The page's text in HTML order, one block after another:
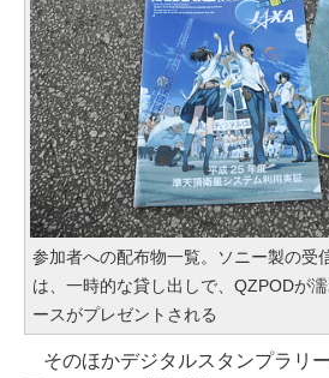
参加者への配布物一覧。ソニー製の受
は、一時的な貸し出しで、QZPODが
ースがプレゼントされる
そのほかデジタルスタンプラリ